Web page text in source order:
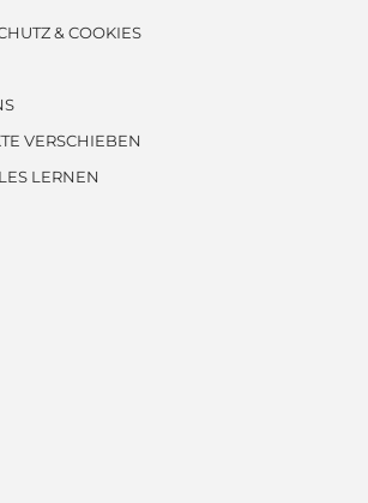
& COOKIES
VERSCHIEBEN
LERNEN